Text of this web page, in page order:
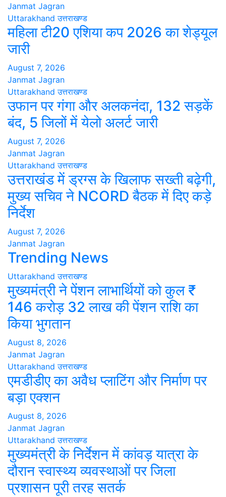
Janmat Jagran
Uttarakhand उत्तराखण्ड
महिला टी20 एशिया कप 2026 का शेड्यूल
जारी
August 7, 2026
Janmat Jagran
Uttarakhand उत्तराखण्ड
उफान पर गंगा और अलकनंदा, 132 सड़कें
बंद, 5 जिलों में येलो अलर्ट जारी
August 7, 2026
Janmat Jagran
Uttarakhand उत्तराखण्ड
उत्तराखंड में ड्रग्स के खिलाफ सख्ती बढ़ेगी,
मुख्य सचिव ने NCORD बैठक में दिए कड़े
निर्देश
August 7, 2026
Janmat Jagran
Trending News
Uttarakhand उत्तराखण्ड
मुख्यमंत्री ने पेंशन लाभार्थियों को कुल ₹
146 करोड़ 32 लाख की पेंशन राशि का
किया भुगतान
August 8, 2026
Janmat Jagran
Uttarakhand उत्तराखण्ड
एमडीडीए का अवैध प्लाटिंग और निर्माण पर
बड़ा एक्शन
August 8, 2026
Janmat Jagran
Uttarakhand उत्तराखण्ड
मुख्यमंत्री के निर्देशन में कांवड़ यात्रा के
दौरान स्वास्थ्य व्यवस्थाओं पर जिला
प्रशासन पूरी तरह सतर्क